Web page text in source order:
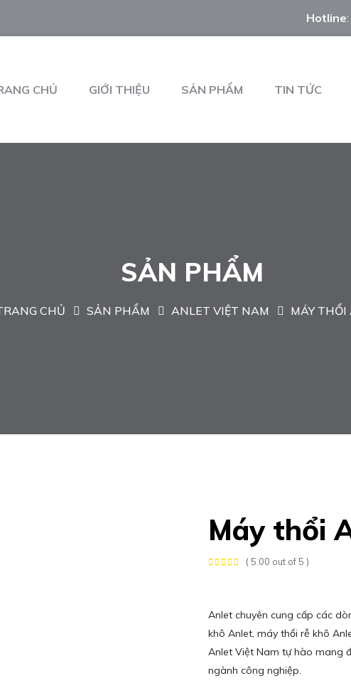
Hotline:
CHỦ GIỚI THIỆU SẢN PHẨM TIN TỨC
SẢN PHẨM
CHỦ SẢN PHẨM ANLET VIỆT NAM MÁY THỔI
Máy thổi
( 5.00 out of 5 )
Anlet chuyên cung cấp các
khô Anlet, máy thổi rễ khô
Anlet Việt Nam tự hào mang
ngành công nghiệp.